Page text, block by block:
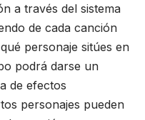
a través del sistema
de cada canción
personaje sitúes en
podrá darse un
de efectos
personajes pueden